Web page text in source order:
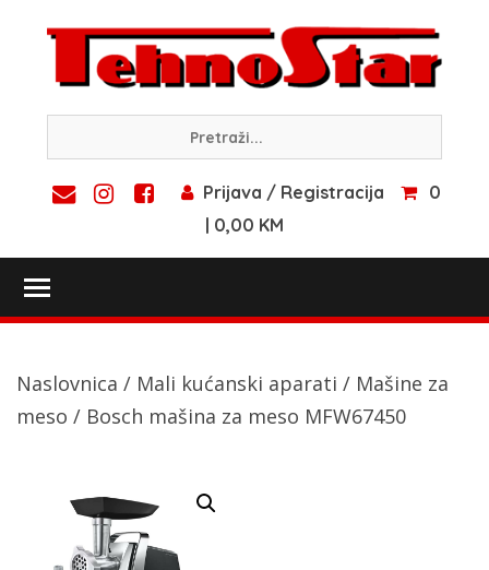
content
Prijava / Registracija
0
| 0,00 KM
Naslovnica / Mali kućanski aparati / Mašine za
meso / Bosch mašina za meso MFW67450